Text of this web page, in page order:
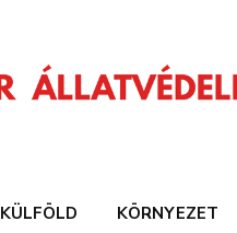
KÜLFÖLD KÖRNYEZET